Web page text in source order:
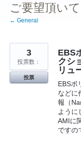
プ
ご要望頂い
← General
EBS
クシ
リュ
EBSボ
などに
報（
ように
AMIに
ですの
3
投票数：
投票